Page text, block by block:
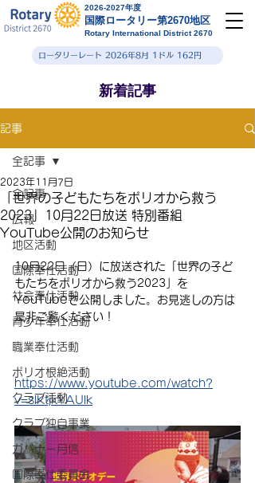
2026-2027年度
国際ロータリー第2670地区
Rotary International District 2670
ロータリーレート 2026年8月 1ドル 162円
新着記事
記事
全記事
広報
地区活動
国際奉仕活動
社会奉仕活動
青少年奉仕活動
職業奉仕活動
ポリオ根絶活動
クラブ活動
クラブ独自事業
ガバナー月信
国際奉仕委員会
全記事
「世界の子どもたちをポリオから救う
2023」10月22日放送 特別番組
YouTube公開のお知らせ
2023年11月7日
10月22日（日）に放送された「世界の子ど
もたちをポリオから救う2023」を
YouTubeで公開しました。お見逃しの方は
是非ご覧ください！
https://www.youtube.com/watch?
v=slKtjkYAUlk